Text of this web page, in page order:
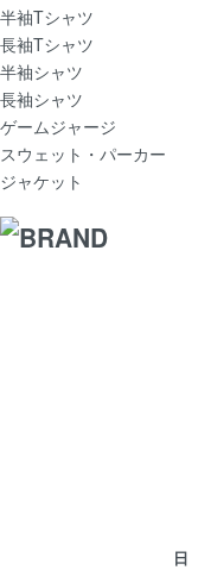
半袖Tシャツ
長袖Tシャツ
半袖シャツ
長袖シャツ
ゲームジャージ
スウェット・パーカー
ジャケット
日